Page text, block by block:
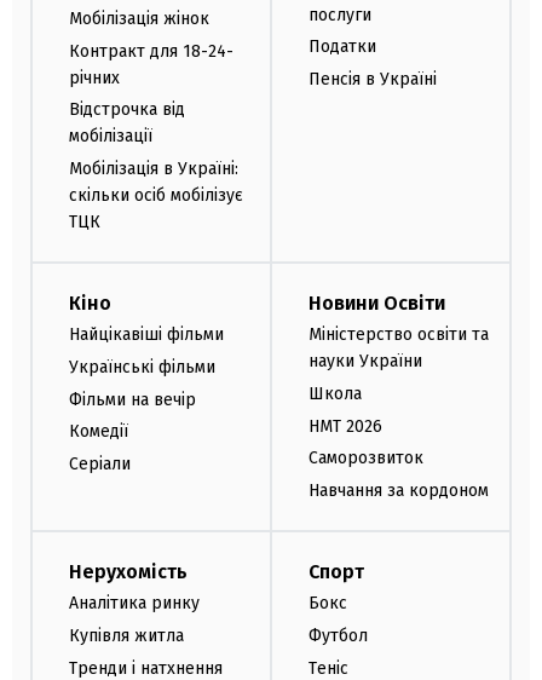
Мобілізація жінок
Контракт для 18-24-
річних
Відстрочка від
мобілізації
Мобілізація в Україні:
скільки осіб мобілізує
ТЦК
послуги
Податки
Пенсія в Україні
Кіно
Найцікавіші фільми
Українські фільми
Фільми на вечір
Комедії
Серіали
Новини Освіти
Міністерство освіти та
науки України
Школа
НМТ 2026
Саморозвиток
Навчання за кордоном
Нерухомість
Аналітика ринку
Купівля житла
Тренди і натхнення
Спорт
Бокс
Футбол
Теніс